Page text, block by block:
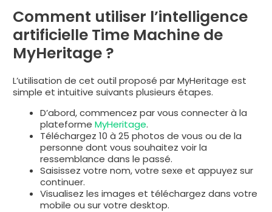
Comment utiliser l’intelligence
artificielle Time Machine de
MyHeritage ?
L’utilisation de cet outil proposé par MyHeritage est
simple et intuitive suivants plusieurs étapes.
D’abord, commencez par vous connecter à la
plateforme MyHeritage.
Téléchargez 10 à 25 photos de vous ou de la
personne dont vous souhaitez voir la
ressemblance dans le passé.
Saisissez votre nom, votre sexe et appuyez sur
continuer.
Visualisez les images et téléchargez dans votre
mobile ou sur votre desktop.